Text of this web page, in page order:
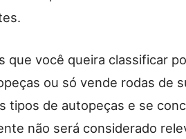
que você queira classificar
ou só vende rodas de
tipos de autopeças e se
não será considerado